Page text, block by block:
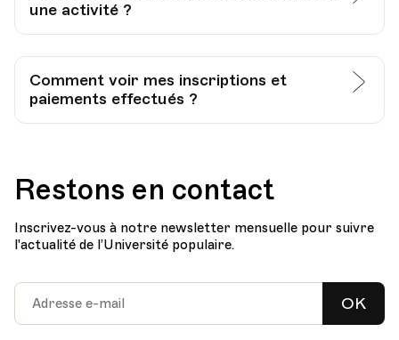
une activité ?
Comment voir mes inscriptions et
paiements effectués ?
Restons en contact
Inscrivez-vous à notre newsletter mensuelle pour suivre
l'actualité de l’Université populaire.
OK